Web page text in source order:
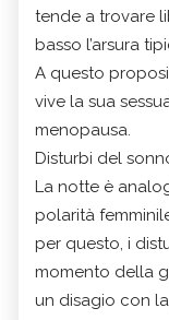
tende a trovare
basso l’arsura
A questo
vive la sua
menopausa.
Disturbi del
La notte è
polarità
per questo, i
momento della
un disagio con